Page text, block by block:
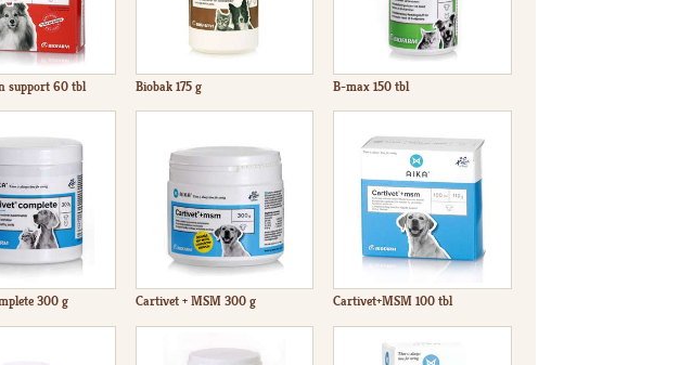
support 60 tbl Biobak 175 g B-max 150 tbl
300 g Cartivet + MSM 300 g Cartivet+MSM 100 tbl